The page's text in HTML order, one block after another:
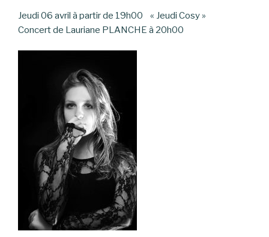
Jeudi 06 avril à partir de 19h00 « Jeudi Cosy »
Concert de Lauriane PLANCHE à 20h00